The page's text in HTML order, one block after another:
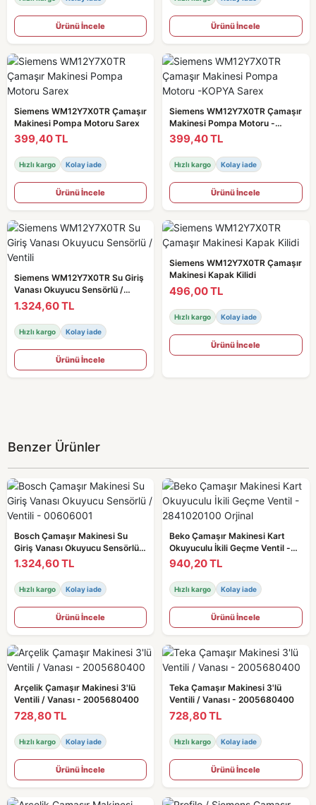
Ürünü İncele Ürünü İncele
Siemens WM12Y7X0TR Çamaşır
Makinesi Pompa Motoru Sarex
399,40 TL
Hızlı kargo Kolay iade
Ürünü İncele
Siemens WM12Y7X0TR Çamaşır
Makinesi Pompa Motoru -
KOPYA Sarex
399,40 TL
Hızlı kargo Kolay iade
Ürünü İncele
Siemens WM12Y7X0TR Su Giriş
Vanası Okuyucu Sensörlü /
Ventili
1.324,60 TL
Hızlı kargo Kolay iade
Ürünü İncele
Siemens WM12Y7X0TR Çamaşır
Makinesi Kapak Kilidi
496,00 TL
Hızlı kargo Kolay iade
Ürünü İncele
Benzer Ürünler
Bosch Çamaşır Makinesi Su
Giriş Vanası Okuyucu Sensörlü /
Ventili - 00606001
1.324,60 TL
Hızlı kargo Kolay iade
Ürünü İncele
Beko Çamaşır Makinesi Kart
Okuyuculu İkili Geçme Ventil -
2841020100 Orjinal
940,20 TL
Hızlı kargo Kolay iade
Ürünü İncele
Arçelik Çamaşır Makinesi 3'lü
Ventili / Vanası - 2005680400
728,80 TL
Hızlı kargo Kolay iade
Ürünü İncele
Teka Çamaşır Makinesi 3'lü
Ventili / Vanası - 2005680400
728,80 TL
Hızlı kargo Kolay iade
Ürünü İncele